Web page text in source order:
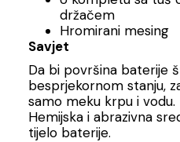
držačem
Hromirani mesing
Savjet
Da bi površina baterije
besprjekornom stanju,
samo meku krpu i vodu.
Hemijska i abrazivna
tijelo baterije.